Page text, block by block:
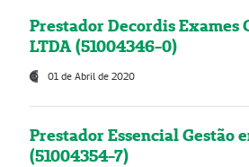
Prestador Decordis Exames
LTDA (51004346-0)
01 de Abril de 2020
Prestador Essencial Gestão
(51004354-7)